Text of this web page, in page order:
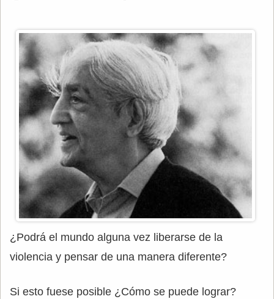
¿Podrá el mundo alguna vez liberarse de la
violencia y pensar de una manera diferente?
Si esto fuese posible ¿Cómo se puede lograr?